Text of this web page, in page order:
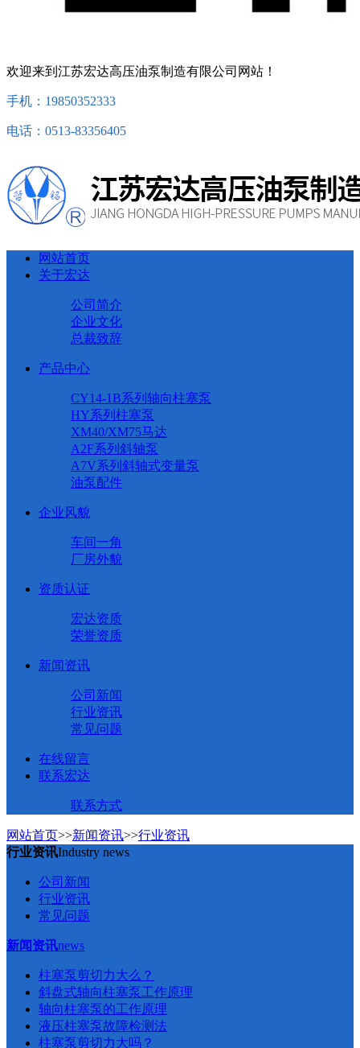
欢迎来到江苏宏达高压油泵制造有限公司网站！
手机：19850352333
电话：0513-83356405
网站首页
关于宏达
公司简介
企业文化
总裁致辞
产品中心
CY14-1B系列轴向柱塞泵
HY系列柱塞泵
XM40/XM75马达
A2F系列斜轴泵
A7V系列斜轴式变量泵
油泵配件
企业风貌
车间一角
厂房外貌
资质认证
宏达资质
荣誉资质
新闻资讯
公司新闻
行业资讯
常见问题
在线留言
联系宏达
联系方式
网站首页>>新闻资讯>>行业资讯
行业资讯Industry news
公司新闻
行业资讯
常见问题
新闻资讯news
柱塞泵剪切力大么？
斜盘式轴向柱塞泵工作原理
轴向柱塞泵的工作原理
液压柱塞泵故障检测法
柱塞泵剪切力大吗？